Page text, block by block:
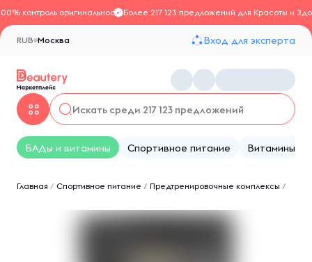
контроль оригинальностиБолее 217 123 предложений для Красоты и
Москва
RUB Вход для эксперта
БАДы и витамины Спортивное питание Витамины
Главная / Спортивное питание / Предтренировочные комплексы /